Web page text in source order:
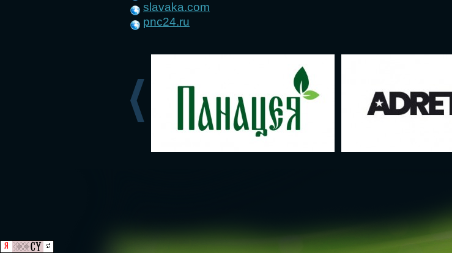
slavaka.com
pnc24.ru